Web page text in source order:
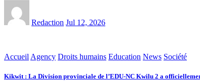
Redaction Jul 12, 2026
Accueil Agency Droits humains Education News Société
Kikwit : La Division provinciale de l’EDU-NC Kwilu 2 a